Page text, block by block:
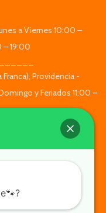
a Viernes 10:00 –
– 19:00
Providencia -
y Feriados 11:00 –
- Lunes a
Y 103A - Lunes a